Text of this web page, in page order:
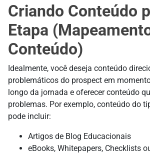
Criando Conteúdo
Etapa
Conteúdo)
Idealmente, você deseja conteúdo
problemáticos do prospect em
longo da jornada e oferecer conteúdo
problemas. Por exemplo, conteúdo do
pode incluir:
Artigos de Blog Educacionais
eBooks, Whitepapers, Checklists